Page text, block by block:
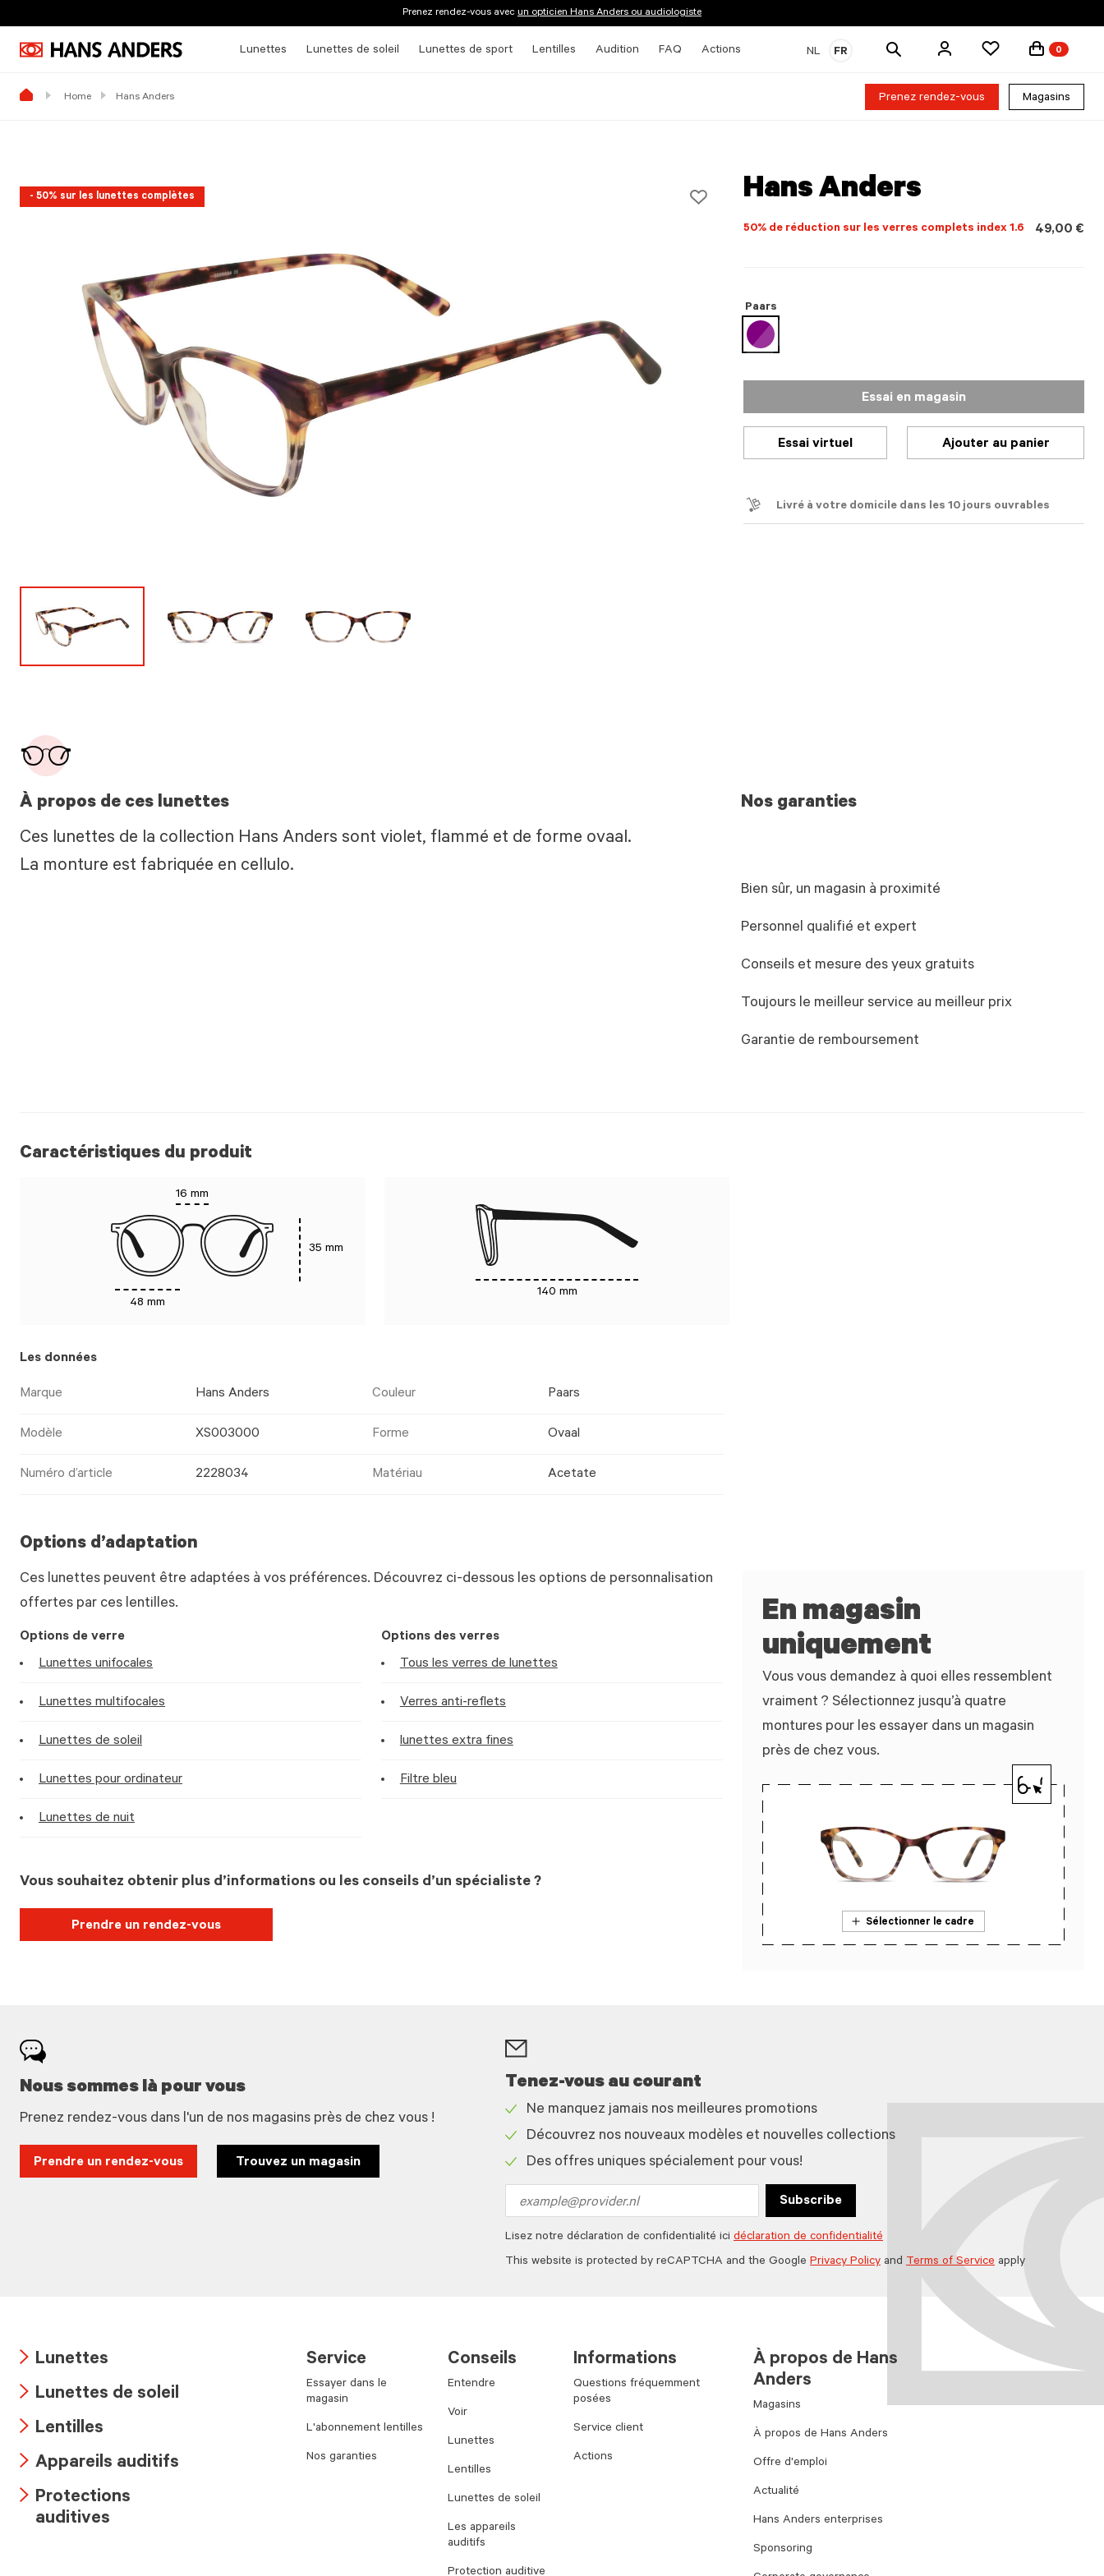
Prenez rendez-vous avec un opticien Hans Anders ou audiologiste
Lunettes Lunettes de soleil Lunettes de sport Lentilles Audition FAQ Actions NL FR
Rechercher
0
Home Hans Anders Prenez rendez-vous Magasins
- 50% sur les lunettes complètes Hans Anders
50% de réduction sur les verres complets index 1.6 49,00 €
Paars
sélectionné
Essai en magasin
Essai virtuel Ajouter au panier
Livré à votre domicile dans les 10 jours ouvrables
À propos de ces lunettes
Ces lunettes de la collection Hans Anders sont violet, flammé et de forme ovaal.
La monture est fabriquée en cellulo.
Nos garanties
Bien sûr, un magasin à proximité
Personnel qualifié et expert
Conseils et mesure des yeux gratuits
Toujours le meilleur service au meilleur prix
Garantie de remboursement
Caractéristiques du produit
16 mm
48 mm
35 mm
140 mm
Les données
Marque Hans Anders Couleur Paars
Modèle XS003000 Forme Ovaal
Numéro d’article 2228034 Matériau Acetate
Options d’adaptation
Ces lunettes peuvent être adaptées à vos préférences. Découvrez ci-dessous les options de personnalisation
offertes par ces lentilles.
Options de verre
Lunettes unifocales
Lunettes multifocales
Lunettes de soleil
Lunettes pour ordinateur
Lunettes de nuit
Options des verres
Tous les verres de lunettes
Verres anti-reflets
lunettes extra fines
Filtre bleu
Vous souhaitez obtenir plus d’informations ou les conseils d’un spécialiste ?
Prendre un rendez-vous
En magasin
uniquement
Vous vous demandez à quoi elles ressemblent
vraiment ? Sélectionnez jusqu’à quatre
montures pour les essayer dans un magasin
près de chez vous.
Sélectionner le cadre
Nous sommes là pour vous
Prenez rendez-vous dans l'un de nos magasins près de chez vous !
Prendre un rendez-vous Trouvez un magasin
Tenez-vous au courant
icon
Ne manquez jamais nos meilleures promotions
icon
Découvrez nos nouveaux modèles et nouvelles collections
Des offres uniques spécialement pour vous!
address
Subscribe
Lisez notre déclaration de confidentialité ici déclaration de confidentialité
This website is protected by reCAPTCHA and the Google Privacy Policy and Terms of Service apply
icon
Lunettes
icon
Lunettes de soleil
icon
Lentilles
icon
Appareils auditifs
Arrow
Protections
auditives
Service
Essayer dans le
magasin
L'abonnement lentilles
Nos garanties
Conseils
Entendre
Voir
Lunettes
Lentilles
Lunettes de soleil
Les appareils
auditifs
Protection auditive
Informations
Questions fréquemment
posées
Service client
Actions
À propos de Hans
Anders
Magasins
À propos de Hans Anders
Offre d'emploi
Actualité
Hans Anders enterprises
Sponsoring